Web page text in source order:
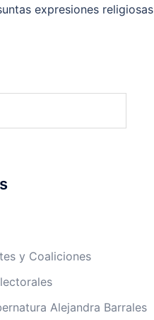
expresiones religiosas
y Coaliciones
Alejandra Barrales